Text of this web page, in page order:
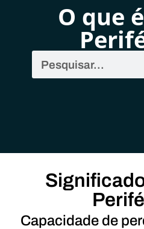
O que
Capacidade de